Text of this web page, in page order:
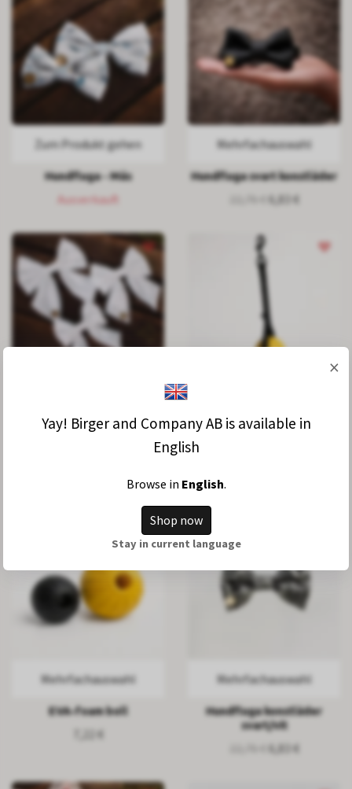
Zum Produkt gehen
Hundfluga - Mås
Ausverkauft
Mehrfachauswahl
Hundfluga svart konstläder
6,83 €
Mehrfachauswahl
EVA-foam boll
7,22 €
Mehrfachauswahl
Hundfluga konstläder
svart/vit
6,83 €
×
Yay! Birger and Company AB is available in
English
Browse in English.
Shop now
Stay in current language